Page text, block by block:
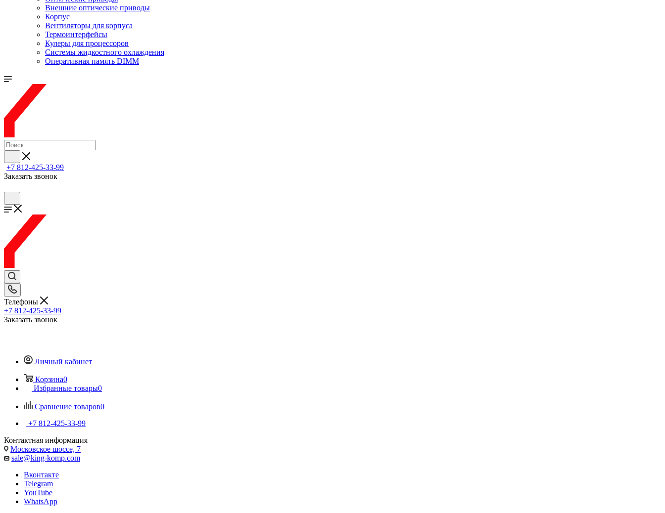
Внешние оптические приводы
Корпус
Вентиляторы для корпуса
Термоинтерфейсы
Кулеры для процессоров
Системы жидкостного охлаждения
Оперативная память DIMM
+7 812-425-33-99
Заказать звонок
Телефоны
+7 812-425-33-99
Заказать звонок
Личный кабинет
Корзина0
Избранные товары0
Сравнение товаров0
+7 812-425-33-99
Контактная информация
Московское шоссе, 7
sale@king-komp.com
Вконтакте
Telegram
YouTube
WhatsApp